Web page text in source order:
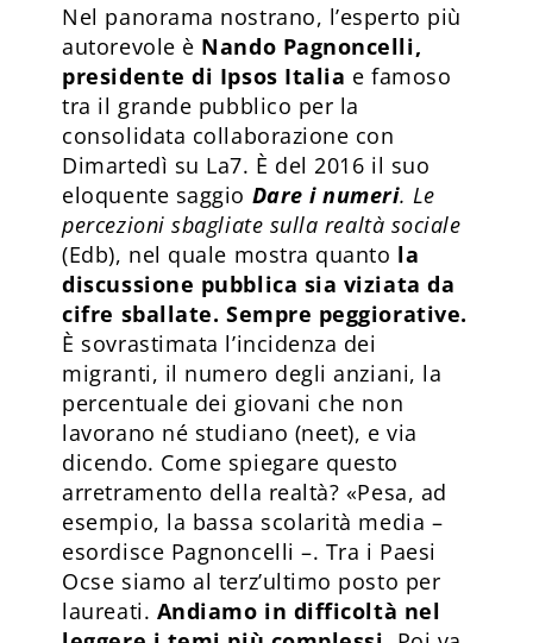
Nel panorama nostrano, l’esperto più
autorevole è Nando Pagnoncelli,
presidente di Ipsos Italia e famoso
tra il grande pubblico per la
consolidata collaborazione con
Dimartedì su La7. È del 2016 il suo
eloquente saggio Dare i numeri. Le
percezioni sbagliate sulla realtà sociale
(Edb), nel quale mostra quanto la
discussione pubblica sia viziata da
cifre sballate. Sempre peggiorative.
È sovrastimata l’incidenza dei
migranti, il numero degli anziani, la
percentuale dei giovani che non
lavorano né studiano (neet), e via
dicendo. Come spiegare questo
arretramento della realtà? «Pesa, ad
esempio, la bassa scolarità media –
esordisce Pagnoncelli –. Tra i Paesi
Ocse siamo al terz’ultimo posto per
laureati. Andiamo in difficoltà nel